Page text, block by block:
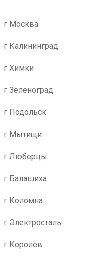
г Москва
г Калининград
г Химки
г Зеленоград
г Подольск
г Мытищи
г Люберцы
г Балашиха
г Коломна
г Электросталь
г Королёв